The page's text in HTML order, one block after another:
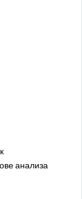
анализа